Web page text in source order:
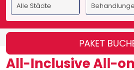
All-Inclusive All-
PAKET